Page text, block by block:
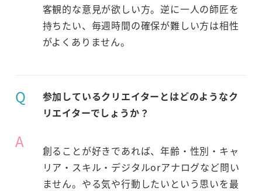
客観的な意見が欲しい方。逆に一人の師匠を
持ちたい、毎週時間の確保が難しい方は相性
がよくありません。
Q
参加しているクリエイターとはどのようなク
リエイターでしょうか？
A
創ることが好きであれば、年齢・性別・キャ
リア・スキル・デジタルorアナログなど問い
ません。やる気や行動したいという思いを最